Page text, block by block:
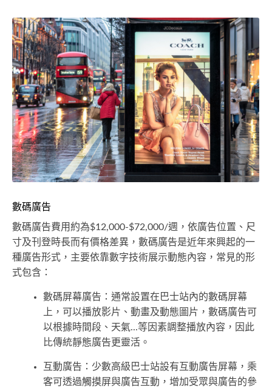
數碼廣告
數碼廣告費用約為$12,000-$72,000/週，依廣告位置、尺
寸及刊登時長而有價格差異，數碼廣告是近年來興起的一
種廣告形式，主要依靠數字技術展示動態內容，常見的形
式包含：
數碼屏幕廣告：通常設置在巴士站內的數碼屏幕
上，可以播放影片、動畫及動態圖片，數碼廣告可
以根據時間段、天氣...等因素調整播放內容，因此
比傳統靜態廣告更靈活。
互動廣告：少數高級巴士站設有互動廣告屏幕，乘
客可透過觸摸屏與廣告互動，增加受眾與廣告的參